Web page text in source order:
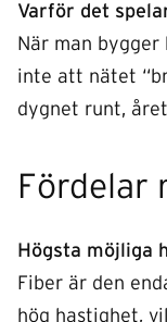
Varför det
När man
inte att nätet
dygnet runt,
Fördelar
Högsta möjliga
Fiber är den
hög hastighet,